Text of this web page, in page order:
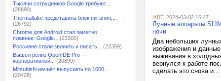
Тысячи сотрудников Google требуют...
(28890)
Thermaltake представила блок питания,...
(26792)
Chrome для Android стал заметно
плавнее: Google...
(23300)
Россияне стали звонить и писать...
(22359)
Вышел релиз OpenIDE Pro —
корпоративной...
(20899)
Mitsubishi начнёт выпускать по 1000...
(20428)
iXBT, 2024-03-02 16:47
Лунные аппараты
ночи
Два небольших
изображения и
выживания в
вернулся к работе
сделать это снова и...